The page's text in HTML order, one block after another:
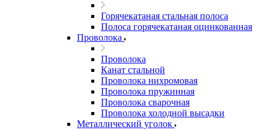
Горячекатаная стальная полоса
Полоса горячекатаная оцинкованная
Проволока
Проволока
Канат стальной
Проволока нихромовая
Проволока пружинная
Проволока сварочная
Проволока холодной высадки
Металлический уголок